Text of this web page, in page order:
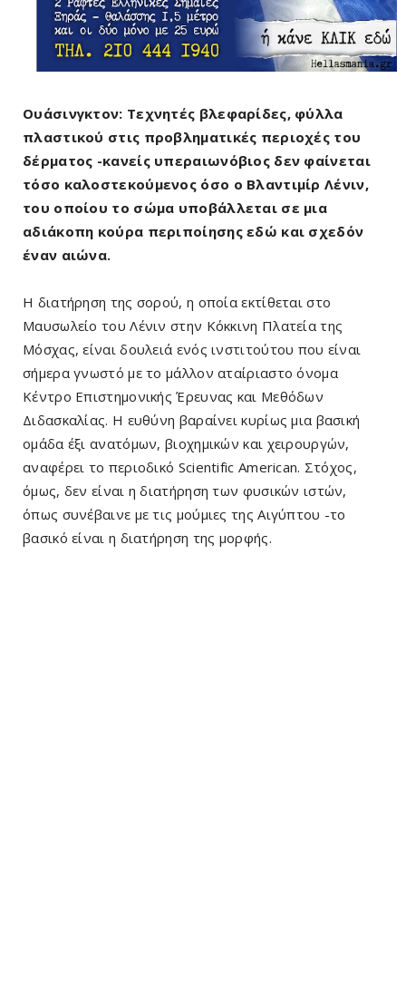
Ουάσινγκτον: Τεχνητές βλεφαρίδες, φύλλα
πλαστικού στις προβληματικές περιοχές του
δέρματος -κανείς υπεραιωνόβιος δεν φαίνεται
τόσο καλοστεκούμενος όσο ο Βλαντιμίρ Λένιν,
του οποίου το σώμα υποβάλλεται σε μια
αδιάκοπη κούρα περιποίησης εδώ και σχεδόν
έναν αιώνα.
Η διατήρηση της σορού, η οποία εκτίθεται στο
Μαυσωλείο του Λένιν στην Κόκκινη Πλατεία της
Μόσχας, είναι δουλειά ενός ινστιτούτου που είναι
σήμερα γνωστό με το μάλλον αταίριαστο όνομα
Κέντρο Επιστημονικής Έρευνας και Μεθόδων
Διδασκαλίας. Η ευθύνη βαραίνει κυρίως μια βασική
ομάδα έξι ανατόμων, βιοχημικών και χειρουργών,
αναφέρει το περιοδικό Scientific American. Στόχος,
όμως, δεν είναι η διατήρηση των φυσικών ιστών,
όπως συνέβαινε με τις μούμιες της Αιγύπτου -το
βασικό είναι η διατήρηση της μορφής.